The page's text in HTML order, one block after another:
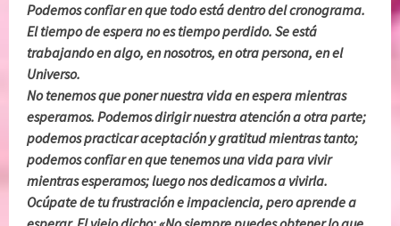
Podemos confiar en que todo está dentro del cronograma.
El tiempo de espera no es tiempo perdido. Se está
trabajando en algo, en nosotros, en otra persona, en el
Universo.
No tenemos que poner nuestra vida en espera mientras
esperamos. Podemos dirigir nuestra atención a otra parte;
podemos practicar aceptación y gratitud mientras tanto;
podemos confiar en que tenemos una vida para vivir
mientras esperamos; luego nos dedicamos a vivirla.
Ocúpate de tu frustración e impaciencia, pero aprende a